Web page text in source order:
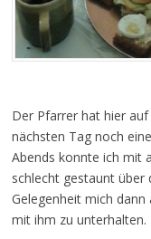
Der Pfarrer hat hier
nächsten Tag noch
Abends konnte ich mit
schlecht gestaunt über
Gelegenheit mich
mit ihm zu unterhalten.